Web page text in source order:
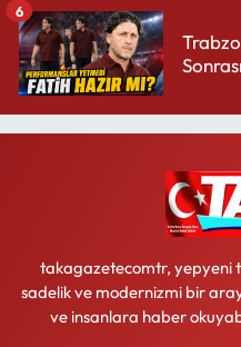
6
takagazetecomtr, yepyeni
sadelik ve modernizmi bir
ve insanlara haber